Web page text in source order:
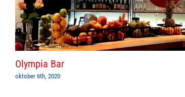
Olympia Bar
oktober 6th, 2020